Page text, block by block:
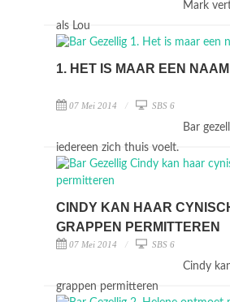
Mark
als Lou
1. HET IS MAAR EEN NAAM
07 Mei 2014 SBS 6
Bar
iedereen zich thuis voelt.
CINDY KAN HAAR
GRAPPEN PERMITTEREN
07 Mei 2014 SBS 6
Cindy
grappen permitteren